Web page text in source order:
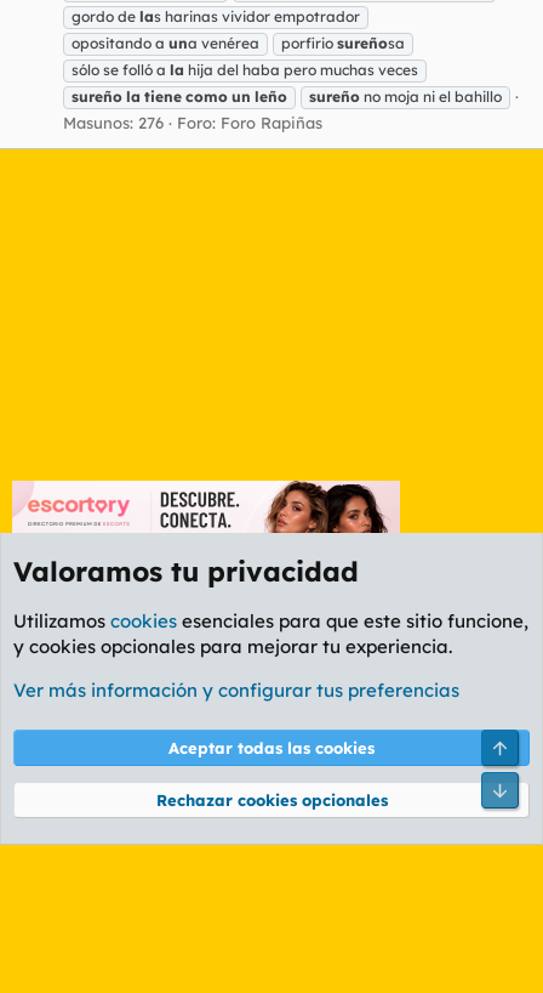
gordo de las harinas vividor empotrador
opositando a una venérea porfirio sureñosa
sólo se folló a la hija del haba pero muchas veces
sureño la tiene como un leño sureño no moja ni el bahillo
Masunos: 276 Foro: Foro Rapiñas
Etiquetas
Cookies
PL OLDSTYLE AMARILLO
Términos y reglas Política de privacidad Ayuda
Community platform by XenForo® © 2010-2026 XenForo Ltd.
Valoramos tu privacidad
Utilizamos cookies esenciales para que este sitio funcione,
y cookies opcionales para mejorar tu experiencia.
Ver más información y configurar tus preferencias
Aceptar todas las cookies
Rechazar cookies opcionales
Pie